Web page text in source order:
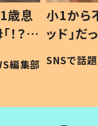
歳息
？」
編集部
小1から
ッド」
作り続
#令和の子
SNSで話題